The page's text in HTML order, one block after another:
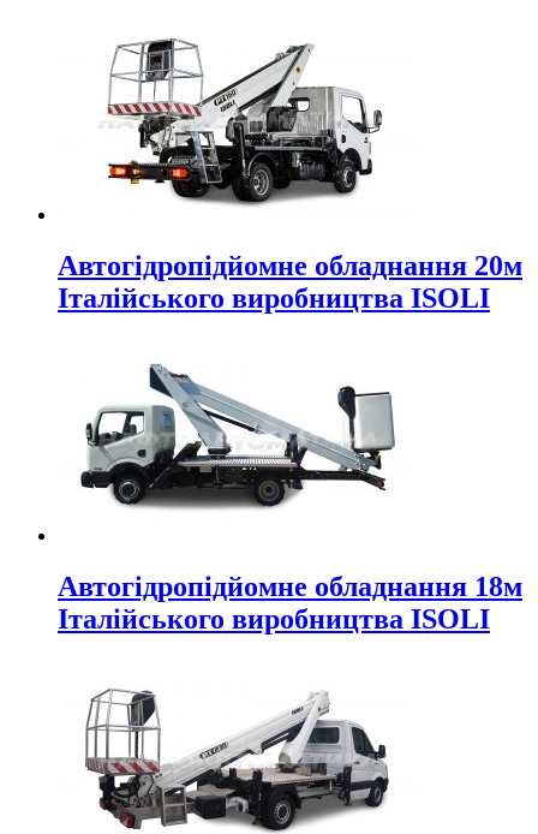
Автогідропідйомне обладнання 20м
Італійського виробництва ISOLI
Автогідропідйомне обладнання 18м
Італійського виробництва ISOLI